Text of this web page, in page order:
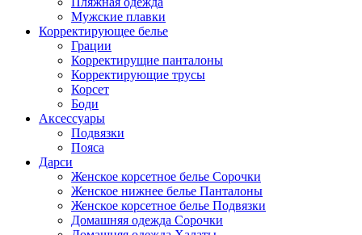
Мужские плавки
Корректирующее белье
Грации
Корректирущие панталоны
Корректирующие трусы
Корсет
Боди
Аксессуары
Подвязки
Пояса
Дарси
Женское корсетное белье Сорочки
Женское нижнее белье Панталоны
Женское корсетное белье Подвязки
Домашняя одежда Сорочки